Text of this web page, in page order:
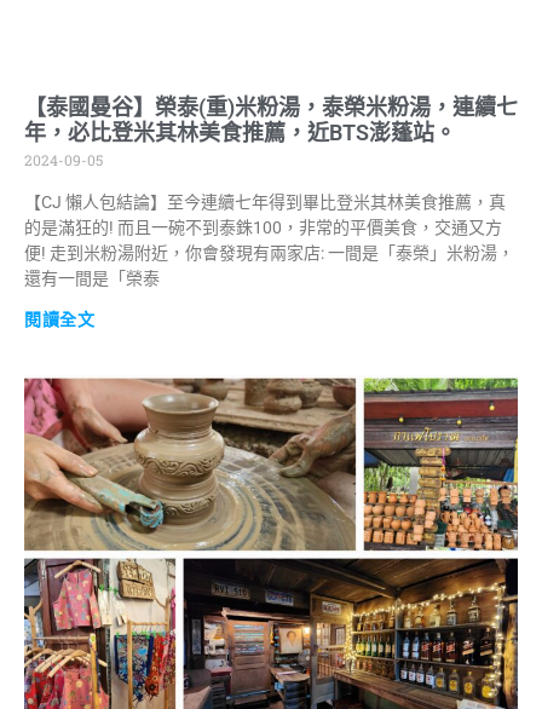
【泰國曼谷】榮泰(重)米粉湯，泰榮米粉湯，連續七
年，必比登米其林美食推薦，近BTS澎蓬站。
2024-09-05
【CJ 懶人包結論】至今連續七年得到畢比登米其林美食推薦，真
的是滿狂的! 而且一碗不到泰銖100，非常的平價美食，交通又方
便! 走到米粉湯附近，你會發現有兩家店: 一間是「泰榮」米粉湯，
還有一間是「榮泰
閱讀全文